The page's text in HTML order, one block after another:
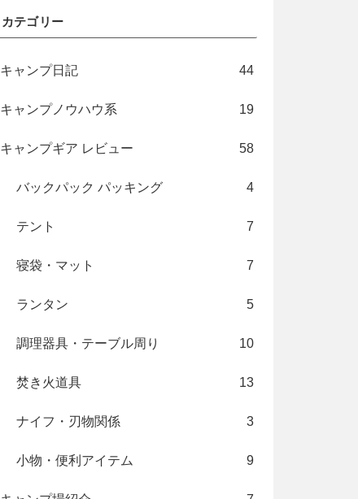
カテゴリー
キャンプ日記 44
キャンプノウハウ系 19
キャンプギア レビュー 58
バックパック パッキング 4
テント 7
寝袋・マット 7
ランタン 5
調理器具・テーブル周り 10
焚き火道具 13
ナイフ・刃物関係 3
小物・便利アイテム 9